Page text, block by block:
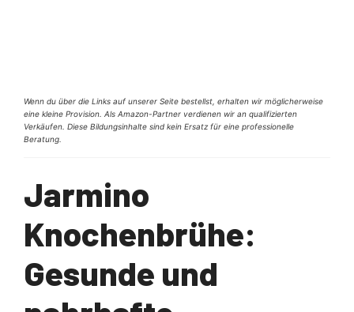
Wenn du über die Links auf unserer Seite bestellst, erhalten wir möglicherweise
eine kleine Provision. Als Amazon-Partner verdienen wir an qualifizierten
Verkäufen. Diese Bildungsinhalte sind kein Ersatz für eine professionelle
Beratung.
Jarmino
Knochenbrühe:
Gesunde und